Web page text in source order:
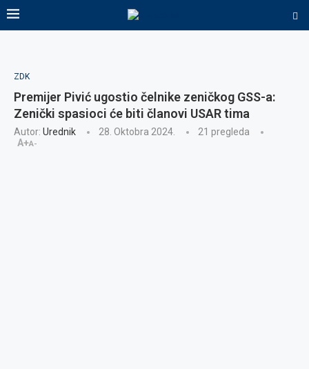
ZDK
Premijer Pivić ugostio čelnike zeničkog GSS-a:
Zenički spasioci će biti članovi USAR tima
Autor: Urednik 28. Oktobra 2024. 21 pregleda
A+A-